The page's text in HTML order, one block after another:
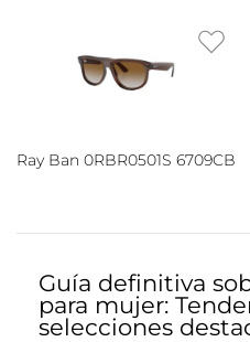
Ray Ban 0RBR0501S 6709CB
Guía definitiva
para mujer:
selecciones